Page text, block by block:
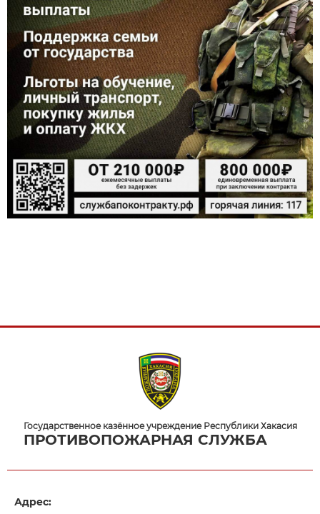
Государственное казённое учреждение Республики Хакасия
ПРОТИВОПОЖАРНАЯ СЛУЖБА
Адрес: